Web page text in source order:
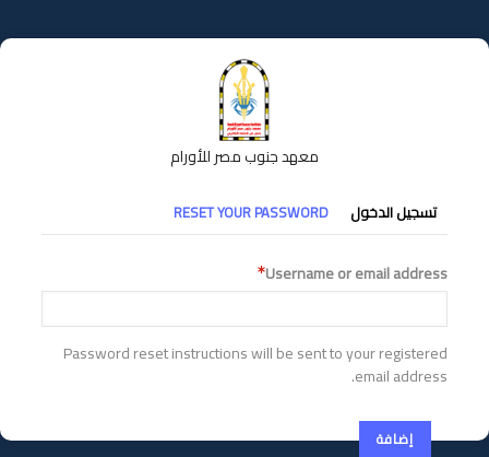
إلى
المحتوى
معهد جنوب مصر للأورام
التبويبات
الأساسية
تسجيل الدخول RESET YOUR PASSWORD
Username or email address
Password reset instructions will be sent to your registered
email address.